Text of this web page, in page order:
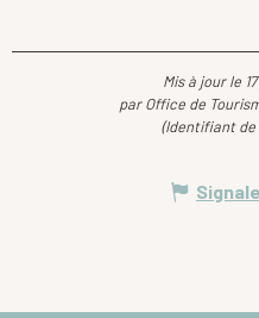
Mis à jour le
par Office de
(Identifiant